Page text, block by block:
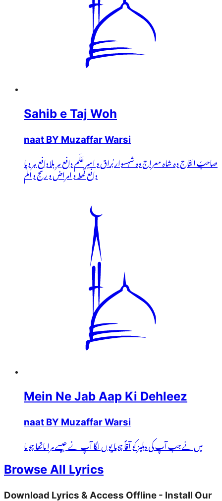
Sahib e Taj Woh
naat BY Muzaffar Warsi
صاحبّ التّاج وہ شاہ معراج وہ شہسوار بُراق و امیر عَلَم دافع ہر بلا دافعِ ہر وبا
دافع قحط و امراض و رنج و الم
Mein Ne Jab Aap Ki Dehleez
naat BY Muzaffar Warsi
میں نے جب آپ کی دہلیز کو آقاؐ چوما یوں لگا آپ نے جیسے مرا ماتھا چو ما
Browse All Lyrics
Download Lyrics & Access Offline - Install Our